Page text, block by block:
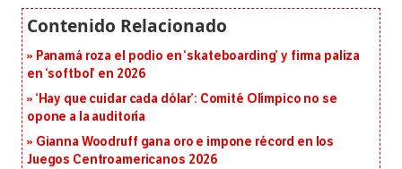
Panamá roza el podio en ‘skateboarding’ y firma paliza
en ‘softbol’ en 2026
‘Hay que cuidar cada dólar’: Comité Olímpico no se
opone a la auditoría
Gianna Woodruff gana oro e impone récord en los
Juegos Centroamericanos 2026